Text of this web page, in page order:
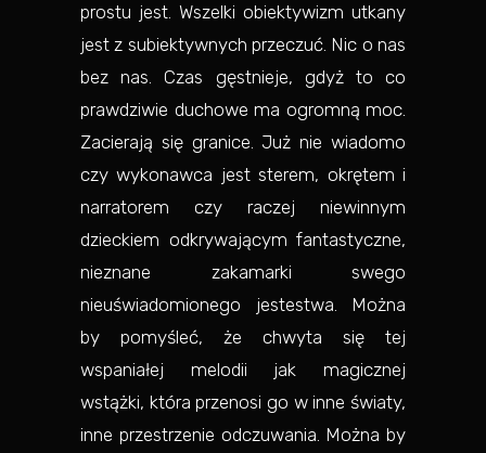
prostu jest. Wszelki obiektywizm utkany
jest z subiektywnych przeczuć. Nic o nas
bez nas. Czas gęstnieje, gdyż to co
prawdziwie duchowe ma ogromną moc.
Zacierają się granice. Już nie wiadomo
czy wykonawca jest sterem, okrętem i
narratorem czy raczej niewinnym
dzieckiem odkrywającym fantastyczne,
nieznane zakamarki swego
nieuświadomionego jestestwa. Można
by pomyśleć, że chwyta się tej
wspaniałej melodii jak magicznej
wstążki, która przenosi go w inne światy,
inne przestrzenie odczuwania. Można by